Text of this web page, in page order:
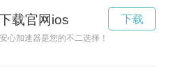
载官网ios
心加速器是您的不二选择！赶快访问官网
下载